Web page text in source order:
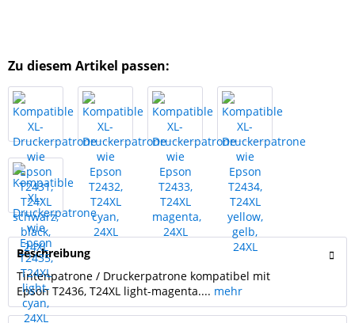
Zu diesem Artikel passen:
Beschreibung
Tintenpatrone / Druckerpatrone kompatibel mit
Epson T2436, T24XL light-magenta.... mehr